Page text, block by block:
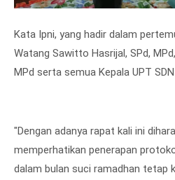
Kata Ipni, yang hadir dalam
Watang Sawitto Hasrijal, SPd,
MPd serta semua Kepala UPT
"Dengan adanya rapat kali ini
memperhatikan penerapan
dalam bulan suci ramadhan tetap